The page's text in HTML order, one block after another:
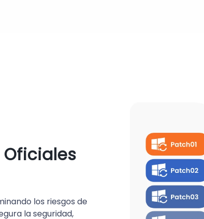
los riesgos de
la seguridad,